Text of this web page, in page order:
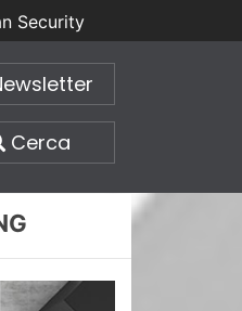
Security
Cerca